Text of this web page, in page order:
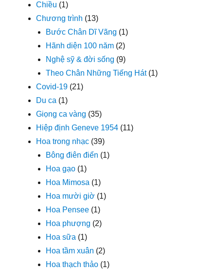
Chiều (1)
Chương trình (13)
Bước Chân Dĩ Vãng (1)
Hãnh diện 100 năm (2)
Nghệ sỹ & đời sống (9)
Theo Chân Những Tiếng Hát(1)
Covid-19 (21)
Du ca (1)
Giọng ca vàng (35)
Hiệp định Geneve 1954 (11)
Hoa trong nhạc (39)
Bông điên điển (1)
Hoa gạo (1)
Hoa Mimosa (1)
Hoa mười giờ (1)
Hoa Pensee (1)
Hoa phượng (2)
Hoa sữa (1)
Hoa tầm xuân (2)
Hoa thạch thảo (1)